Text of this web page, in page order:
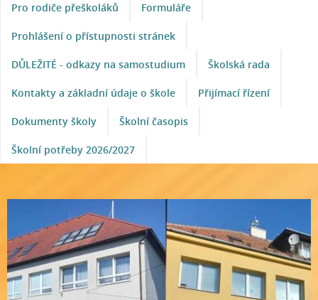
Pro rodiče přeškoláků Formuláře
Prohlášení o přístupnosti stránek
DŮLEŽITÉ - odkazy na samostudium Školská rada
Kontakty a základní údaje o škole Přijímací řízení
Dokumenty školy Školní časopis
Školní potřeby 2026/2027